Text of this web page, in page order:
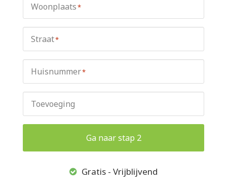
Woonplaats*
Straat*
Huisnummer*
Toevoeging
Ga naar stap 2
Gratis - Vrijblijvend